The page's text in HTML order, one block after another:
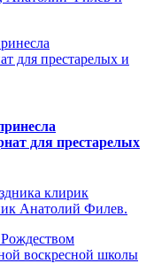
для престарелых
клирик
Анатолий Филев.